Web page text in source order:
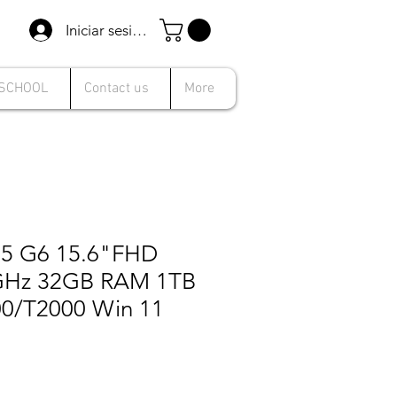
Iniciar sesión
Contact us More
G6 15.6"FHD
32GB RAM 1TB
T2000 Win 11